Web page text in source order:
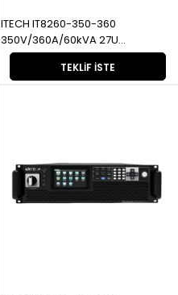
TEKLIF İSTE
ITECH IT8260-350-360
350V/360A/60kVA 27U
Rejeneratif